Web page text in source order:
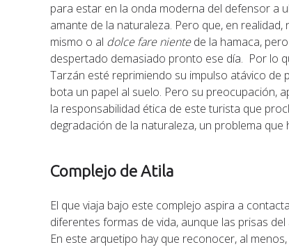
para estar en la onda moderna del defensor a
amante de la naturaleza. Pero que, en
mismo o al dolce fare nientede la hamaca,
despertado demasiado pronto ese día. Por lo
Tarzán esté reprimiendo su impulso atávico de
bota un papel al suelo. Pero su preocupación,
la responsabilidad ética de este turista que
degradación de la naturaleza, un problema
Complejo de Atila
El que viaja bajo este complejo aspira a
diferentes formas de vida, aunque las prisas
En este arquetipo hay que reconocer, al